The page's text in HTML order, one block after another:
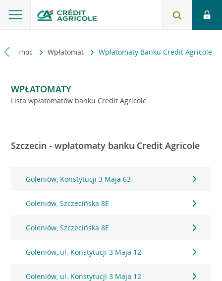
i pomoc Wpłatomat Wpłatomaty Banku Credit Agricole
WPŁATOMATY
Lista wpłatomatów banku Credit Agricole
Szczecin - wpłatomaty banku Credit Agricole
Goleniów, Konstytucji 3 Maja 63
Goleniów, Szczecińska 8E
Goleniów, Szczecińska 8E
Goleniów, ul. Konstytucji 3 Maja 12
Goleniów, ul. Konstytucji 3 Maja 12